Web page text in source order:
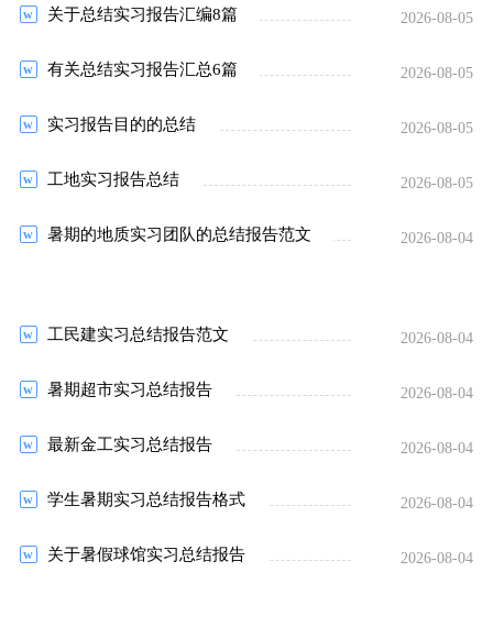
关于总结实习报告汇编8篇 2026-08-05
有关总结实习报告汇总6篇 2026-08-05
实习报告目的的总结 2026-08-05
工地实习报告总结 2026-08-05
暑期的地质实习团队的总结报告范文 2026-08-04
工民建实习总结报告范文 2026-08-04
暑期超市实习总结报告 2026-08-04
最新金工实习总结报告 2026-08-04
学生暑期实习总结报告格式 2026-08-04
关于暑假球馆实习总结报告 2026-08-04